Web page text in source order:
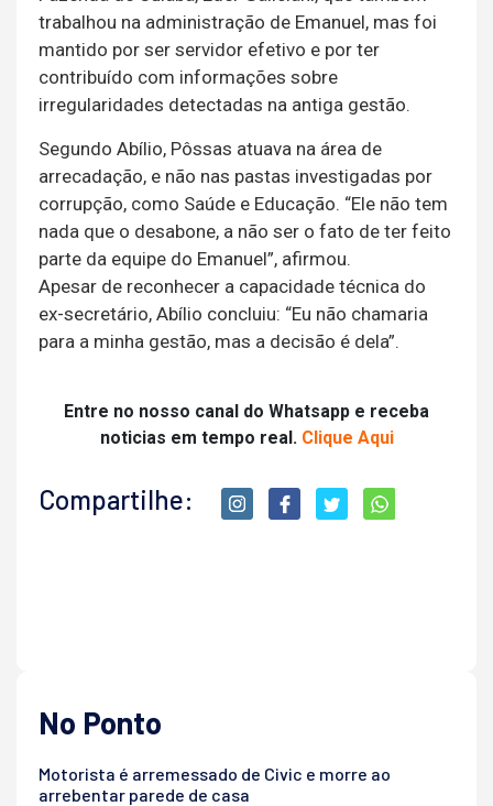
trabalhou na administração de Emanuel, mas foi
mantido por ser servidor efetivo e por ter
contribuído com informações sobre
irregularidades detectadas na antiga gestão.
Segundo Abílio, Pôssas atuava na área de
arrecadação, e não nas pastas investigadas por
corrupção, como Saúde e Educação. “Ele não tem
nada que o desabone, a não ser o fato de ter feito
parte da equipe do Emanuel”, afirmou.
Apesar de reconhecer a capacidade técnica do
ex-secretário, Abílio concluiu: “Eu não chamaria
para a minha gestão, mas a decisão é dela”.
Entre no nosso canal do Whatsapp e receba
noticias em tempo real. Clique Aqui
Compartilhe:
No Ponto
Motorista é arremessado de Civic e morre ao
arrebentar parede de casa